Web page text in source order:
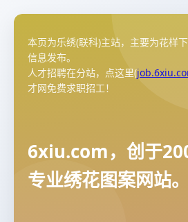
本页为乐绣(联科)主站，主要为花样
信息发布。
人才招聘在分站，点这里(
才网免费求职招工！
6xiu.com，创于
专业绣花图案网站。